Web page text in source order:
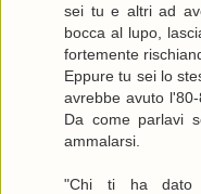
sei tu e altri ad
bocca al lupo,
fortemente
Eppure tu sei lo
avrebbe avuto
Da come parlavi
ammalarsi.
"Chi ti ha dato